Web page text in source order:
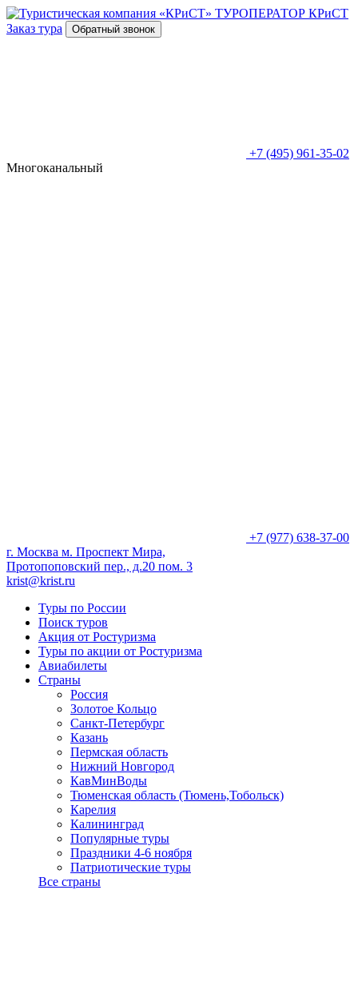
ТУРОПЕРАТОР КРиСТ
Заказ тура
Обратный звонок
+7 (495) 961-35-02
Многоканальный
+7 (977) 638-37-00
г. Москва м. Проспект Мира,
Протопоповский пер., д.20 пом. 3
krist@krist.ru
Туры по России
Поиск туров
Акция от Ростуризма
Туры по акции от Ростуризма
Авиабилеты
Страны
Россия
Золотое Кольцо
Санкт-Петербург
Казань
Пермская область
Нижний Новгород
КавМинВоды
Тюменская область (Тюмень,Тобольск)
Карелия
Калининград
Популярные туры
Праздники 4-6 ноября
Патриотические туры
Все страны